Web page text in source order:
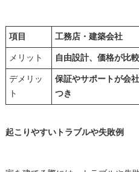
項目
工務店・建築会社
メリット
自由設計、価格が比
デメリッ
ト
保証やサポートが会
つき
起こりやすいトラブルや失敗例